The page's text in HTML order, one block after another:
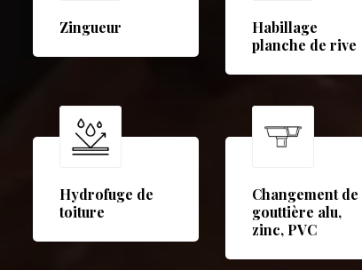
Zingueur
Habillage
planche de rive
Hydrofuge de
toiture
Changement de
gouttière alu,
zinc, PVC